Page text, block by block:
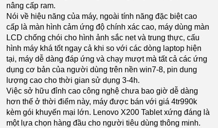
nâng cấp ram.
Nói về hiệu năng của máy, ngoài tính năng đặc biệt cao
cấp là màn hình cảm ứng độ chính xác cao, máy dùng màn
LCD chống chói cho hình ảnh sắc net và trung thực, cấu
hình máy khá tốt ngay cả khi so với các dòng laptop hiện
tại, máy dễ dàng đáp ứng và chạy mượt mà tất cả các ứng
dụng cơ bản của người dùng trên nền win7-8, pin dung
lượng cao cho thời gian sử dụng 3-4h.
Việc sở hữu đỉnh cao công nghệ chưa bao giờ dễ dàng
hơn thế ở thời điểm này, máy được bán với giá 4tr990k
kèm gói khuyến mại lớn. Lenovo X200 Tablet xứng đáng là
một lựa chọn hàng đầu cho người tiêu dùng thông minh.